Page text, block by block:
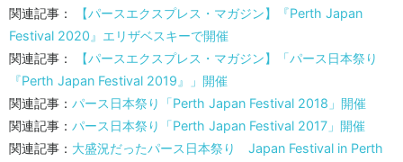
関連記事：
【パースエクスプレス・マガジン】『Perth Japan
Festival 2020』エリザベスキーで開催
関連記事：
【パースエクスプレス・マガジン】「パース日本祭り
『Perth Japan Festival 2019』」開催
関連記事： パース日本祭り「Perth Japan Festival 2018」開催
関連記事： パース日本祭り「Perth Japan Festival 2017」開催
関連記事： 大盛況だったパース日本祭り Japan Festival in Perth